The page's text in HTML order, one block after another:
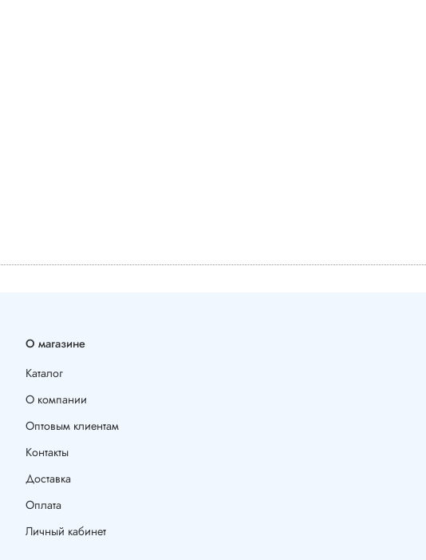
О магазине
Каталог
О компании
Оптовым клиентам
Контакты
Доставка
Оплата
Личный кабинет